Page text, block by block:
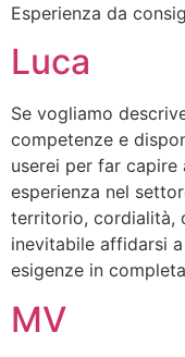
Esperienza da
Luca
Se vogliamo
competenze e
userei per far
esperienza nel
territorio, cordialità,
inevitabile affidarsi
esigenze in
MV